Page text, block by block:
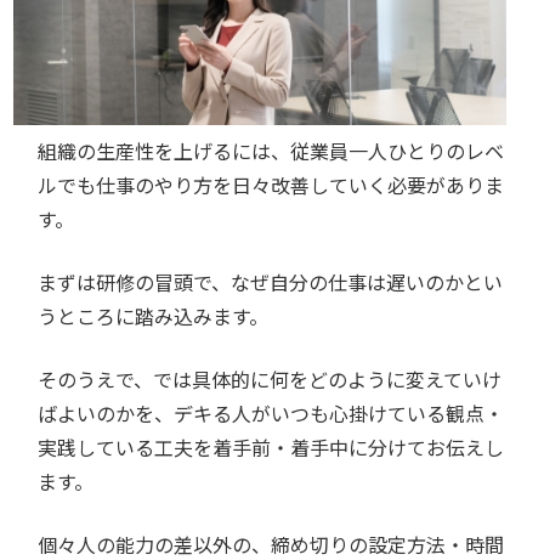
組織の生産性を上げるには、従業員一人ひとりのレベ
ルでも仕事のやり方を日々改善していく必要がありま
す。
まずは研修の冒頭で、なぜ自分の仕事は遅いのかとい
うところに踏み込みます。
そのうえで、では具体的に何をどのように変えていけ
ばよいのかを、デキる人がいつも心掛けている観点・
実践している工夫を着手前・着手中に分けてお伝えし
ます。
個々人の能力の差以外の、締め切りの設定方法・時間